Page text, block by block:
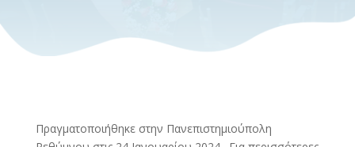
Πραγματοποιήθηκε στην Πανεπιστημιούπολη